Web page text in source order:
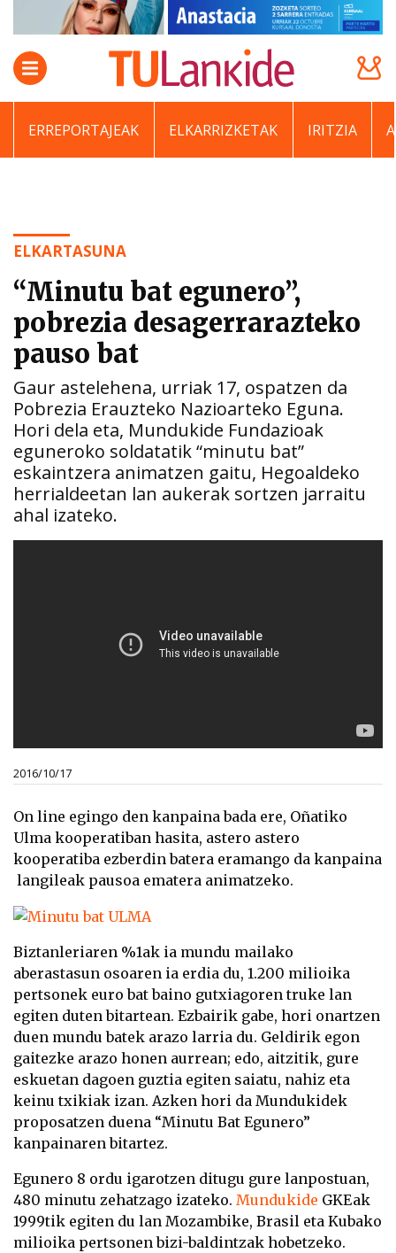
ERREPORTAJEAK ELKARRIZKETAK IRITZIA
ELKARTASUNA
“Minutu bat egunero”,
pobrezia desagerrarazteko
pauso bat
Gaur astelehena, urriak 17, ospatzen da
Pobrezia Erauzteko Nazioarteko Eguna.
Hori dela eta, Mundukide Fundazioak
eguneroko soldatatik “minutu bat”
eskaintzera animatzen gaitu, Hegoaldeko
herrialdeetan lan aukerak sortzen jarraitu
ahal izateko.
2016/10/17
On line egingo den kanpaina bada ere, Oñatiko
Ulma kooperatiban hasita, astero astero
kooperatiba ezberdin batera eramango da kanpaina
langileak pausoa ematera animatzeko.
Biztanleriaren %1ak ia mundu mailako
aberastasun osoaren ia erdia du, 1.200 milioika
pertsonek euro bat baino gutxiagoren truke lan
egiten duten bitartean. Ezbairik gabe, hori onartzen
duen mundu batek arazo larria du. Geldirik egon
gaitezke arazo honen aurrean; edo, aitzitik, gure
eskuetan dagoen guztia egiten saiatu, nahiz eta
keinu txikiak izan. Azken hori da Mundukidek
proposatzen duena “Minutu Bat Egunero”
kanpainaren bitartez.
Egunero 8 ordu igarotzen ditugu gure lanpostuan,
480 minutu zehatzago izateko. Mundukide GKEak
1999tik egiten du lan Mozambike, Brasil eta Kubako
milioika pertsonen bizi-baldintzak hobetzeko.